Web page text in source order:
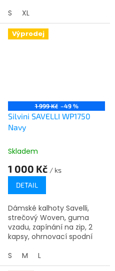
reflexními prvky pro pohodlí
a bezpečnost.
S XL
Výprodej
1 999 Kč –49 %
Silvini SAVELLI WP1750
Navy
Skladem
1 000 Kč / ks
DETAIL
Dámské kalhoty Savelli,
strečový Woven, guma
vzadu, zapínání na zip, 2
kapsy, ohrnovací spodní
lehké, větruodolné, vhodné
na outdoor i běžné nošení.
S M L